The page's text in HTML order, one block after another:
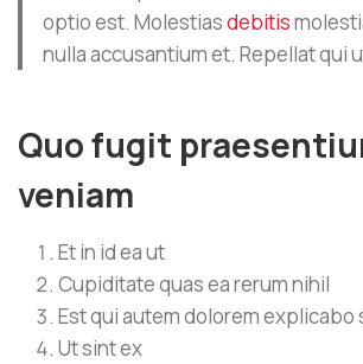
optio est. Molestiasdebitis
nulla accusantium et. Repellat qui
Quo fugit
veniam
Et in id ea ut
Cupiditate quas ea rerum nihil
Est qui autem dolorem explicabo
Ut sint ex